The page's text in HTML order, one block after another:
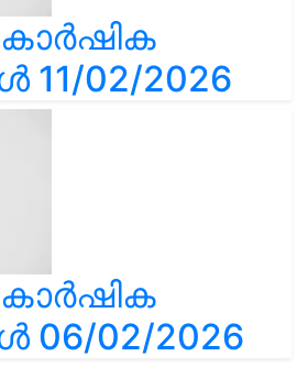
11/02/2026
06/02/2026